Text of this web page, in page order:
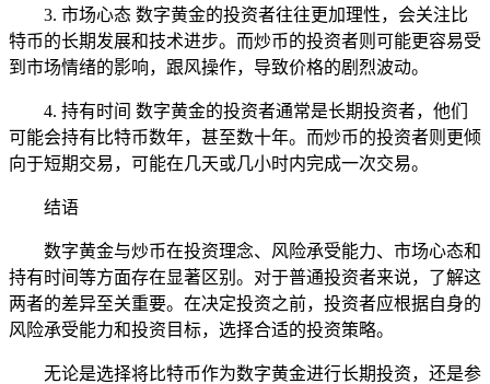
3. 市场心态 数字黄金的投资者往往更加理性，会关注比
特币的长期发展和技术进步。而炒币的投资者则可能更容易受
到市场情绪的影响，跟风操作，导致价格的剧烈波动。
4. 持有时间 数字黄金的投资者通常是长期投资者，他们
可能会持有比特币数年，甚至数十年。而炒币的投资者则更倾
向于短期交易，可能在几天或几小时内完成一次交易。
结语
数字黄金与炒币在投资理念、风险承受能力、市场心态和
持有时间等方面存在显著区别。对于普通投资者来说，了解这
两者的差异至关重要。在决定投资之前，投资者应根据自身的
风险承受能力和投资目标，选择合适的投资策略。
无论是选择将比特币作为数字黄金进行长期投资，还是参